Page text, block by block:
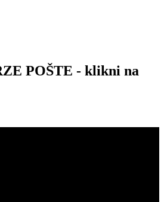
POŠTE - klikni na